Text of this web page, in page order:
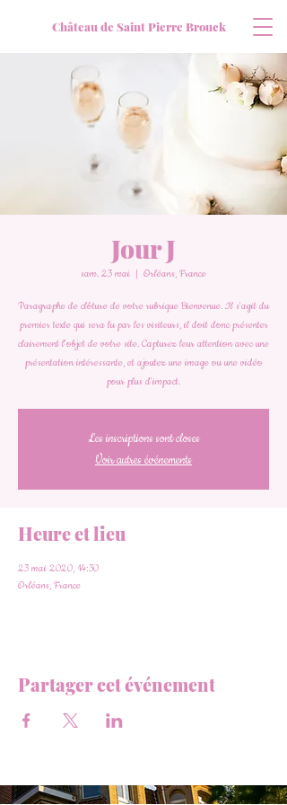
Château de Saint Pierre Brouck
Jour J
sam. 23 mai
  |
Orléans, France
Paragraphe de clôture de votre rubrique Bienvenue. Il s'agit du
premier texte qui sera lu par les visiteurs, il doit donc présenter
clairement l'objet de votre site. Capturez leur attention avec une
présentation intéressante, et ajoutez une image ou une vidéo
pour plus d'impact.
Les inscriptions sont closes
Voir autres événements
Heure et lieu
23 mai 2020, 14:30
Orléans, France
Partager cet événement